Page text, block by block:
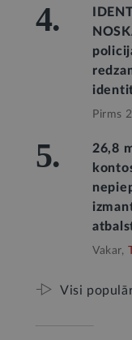
4.
Pirms
5.
26,8
Vakar,
Visi